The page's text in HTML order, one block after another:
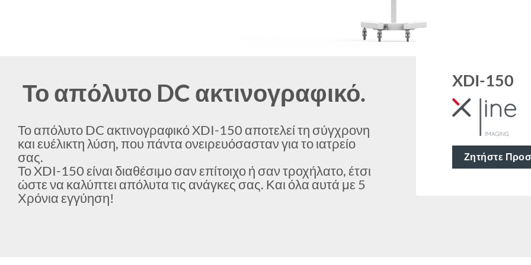
Το απόλυτο DC ακτινογραφικό.
Το απόλυτο DC ακτινογραφικό XDI-150 αποτελεί τη σύγχρονη
και ευέλικτη λύση, που πάντα ονειρευόσασταν για το ιατρείο
σας.
Το XDI-150 είναι διαθέσιμο σαν επίτοιχο ή σαν τροχήλατο, έτσι
ώστε να καλύπτει απόλυτα τις ανάγκες σας. Και όλα αυτά με 5
Χρόνια εγγύηση!
XDI-150
Ζητήστε